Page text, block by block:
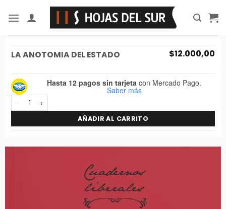
LA ANOTOMIA DEL ESTADO $12.000,00
Hasta 12 pagos sin tarjeta con Mercado Pago.
Saber más
La anotomia del estado cantidad
AÑADIR AL CARRITO